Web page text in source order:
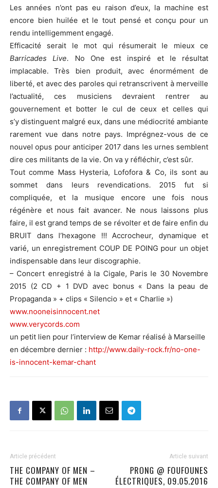
Les années n’ont pas eu raison d’eux, la machine est
encore bien huilée et le tout pensé et conçu pour un
rendu intelligemment engagé.
Efficacité serait le mot qui résumerait le mieux ce
Barricades Live. No One est inspiré et le résultat
implacable. Très bien produit, avec énormément de
liberté, et avec des paroles qui retranscrivent à merveille
l’actualité, ces musiciens devraient rentrer au
gouvernement et botter le cul de ceux et celles qui
s’y distinguent malgré eux, dans une médiocrité ambiante
rarement vue dans notre pays. Imprégnez-vous de ce
nouvel opus pour anticiper 2017 dans les urnes semblent
dire ces militants de la vie. On va y réfléchir, c’est sûr.
Tout comme Mass Hysteria, Lofofora & Co, ils sont au
sommet dans leurs revendications. 2015 fut si
compliquée, et la musique encore une fois nous
régénère et nous fait avancer. Ne nous laissons plus
faire, il est grand temps de se révolter et de faire enfin du
BRUIT dans l’hexagone !!! Accrocheur, dynamique et
varié, un enregistrement COUP DE POING pour un objet
indispensable dans leur discographie.
– Concert enregistré à la Cigale, Paris le 30 Novembre
2015 (2 CD + 1 DVD avec bonus « Dans la peau de
Propaganda » + clips « Silencio » et « Charlie »)
www.nooneisinnocent.net
www.verycords.com
un petit lien pour l’interview de Kemar réalisé à Marseille
en décembre dernier : http://www.daily-rock.fr/no-one-
is-innocent-kemar-chant
Article précédent
THE COMPANY OF MEN –
THE COMPANY OF MEN
Article suivant
PRONG @ FOUFOUNES
ÉLECTRIQUES, 09.05.2016